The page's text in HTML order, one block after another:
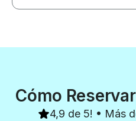
Cómo
4,9 de 5! • Más